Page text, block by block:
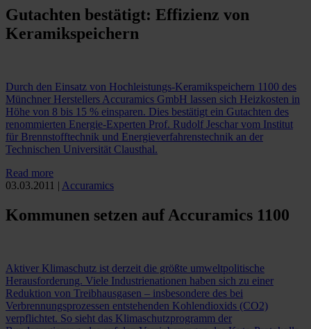
Gutachten bestätigt: Effizienz von
Keramikspeichern
Durch den Einsatz von Hochleistungs-Keramikspeichern 1100 des
Münchner Herstellers Accuramics GmbH lassen sich Heizkosten in
Höhe von 8 bis 15 % einsparen. Dies bestätigt ein Gutachten des
renommierten Energie-Experten Prof. Rudolf Jeschar vom Institut
für Brennstofftechnik und Energieverfahrenstechnik an der
Technischen Universität Clausthal.
Read more
03.03.2011 | Accuramics
Kommunen setzen auf Accuramics 1100
Aktiver Klimaschutz ist derzeit die größte umweltpolitische
Herausforderung. Viele Industrienationen haben sich zu einer
Reduktion von Treibhausgasen – insbesondere des bei
Verbrennungsprozessen entstehenden Kohlendioxids (CO2)
verpflichtet. So sieht das Klimaschutzprogramm der